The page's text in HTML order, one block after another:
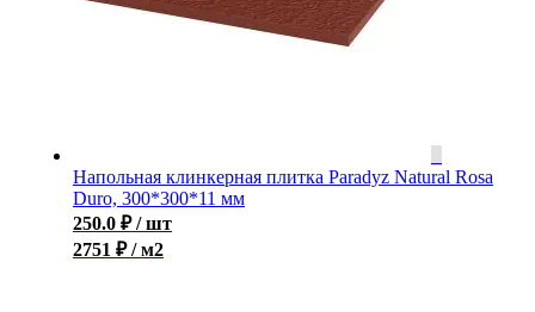
Напольная клинкерная плитка Paradyz Natural Rosa
Duro, 300*300*11 мм
250.0 ₽ / шт
2751 ₽ / м2